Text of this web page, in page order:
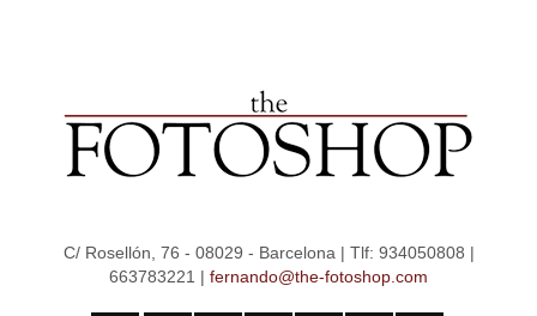
C/ Rosellón, 76 - 08029 - Barcelona | Tlf: 934050808 |
663783221 | fernando@the-fotoshop.com